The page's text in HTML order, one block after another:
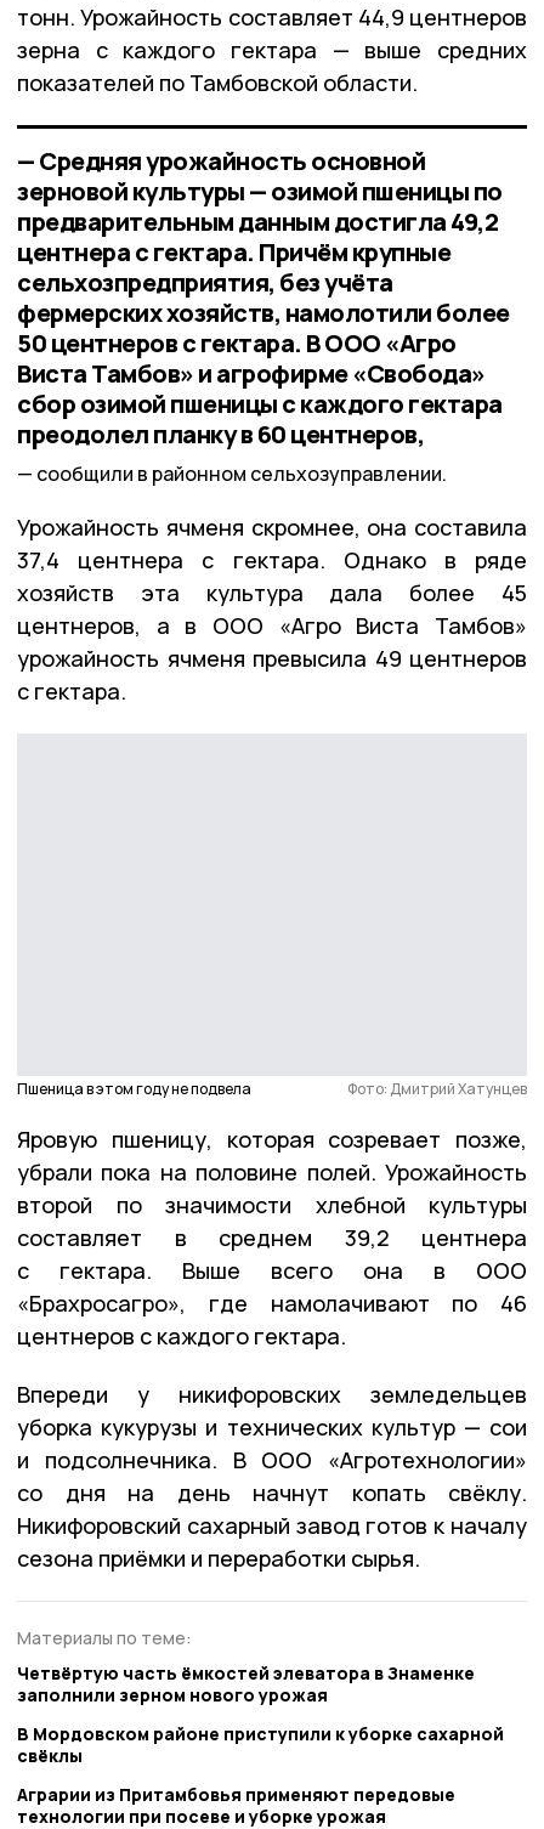
тонн. Урожайность составляет 44,9 центнеров
зерна с каждого гектара — выше средних
показателей по Тамбовской области.
— Средняя урожайность основной
зерновой культуры — озимой пшеницы по
предварительным данным достигла 49,2
центнера с гектара. Причём крупные
сельхозпредприятия, без учёта
фермерских хозяйств, намолотили более
50 центнеров с гектара. В ООО «Агро
Виста Тамбов» и агрофирме «Свобода»
сбор озимой пшеницы с каждого гектара
преодолел планку в 60 центнеров,
сообщили в районном сельхозуправлении.
Урожайность ячменя скромнее, она составила
37,4 центнера с гектара. Однако в ряде
хозяйств эта культура дала более 45
центнеров, а в ООО «Агро Виста Тамбов»
урожайность ячменя превысила 49 центнеров
с гектара.
Пшеница в этом году не подвела Фото: Дмитрий Хатунцев
Яровую пшеницу, которая созревает позже,
убрали пока на половине полей. Урожайность
второй по значимости хлебной культуры
составляет в среднем 39,2 центнера
с гектара. Выше всего она в ООО
«Брахросагро», где намолачивают по 46
центнеров с каждого гектара.
Впереди у никифоровских земледельцев
уборка кукурузы и технических культур — сои
и подсолнечника. В ООО «Агротехнологии»
со дня на день начнут копать свёклу.
Никифоровский сахарный завод готов к началу
сезона приёмки и переработки сырья.
Материалы по теме:
Четвёртую часть ёмкостей элеватора в Знаменке
заполнили зерном нового урожая
В Мордовском районе приступили к уборке сахарной
свёклы
Аграрии из Притамбовья применяют передовые
технологии при посеве и уборке урожая